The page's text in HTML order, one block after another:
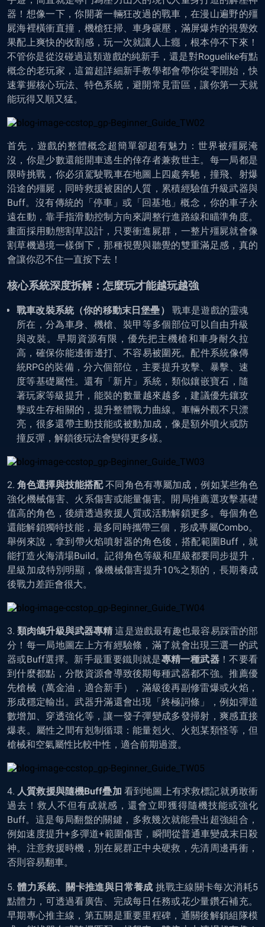
器！想像一下，你開著一輛狂改過的戰車，在漫山遍野的殭
屍海裡橫衝直撞，機槍狂掃、車身碾壓，滿屏爆炸的視覺效
果配上爽快的收割感，玩一次就讓人上癮，根本停不下來！
不管你是從沒碰過這類遊戲的純新手，還是對Roguelike有點
概念的老玩家，這篇超詳細新手教學都會帶你從零開始，快
速掌握核心玩法、特色系統，避開常見雷區，讓你第一天就
能玩得又順又猛。
首先，遊戲的整體概念超簡單卻超有魅力：世界被殭屍淹
沒，你是少數還能開車逃生的倖存者兼救世主。每一局都是
限時挑戰，你必須駕駛戰車在地圖上四處奔馳，撞飛、射爆
沿途的殭屍，同時救援被困的人質，累積經驗值升級武器與
Buff。沒有傳統的「停車」或「回基地」概念，你的車子永
遠在動，靠手指滑動控制方向來調整行進路線和瞄準角度。
畫面採用動態割草設計，只要衝進屍群，一整片殭屍就會像
割草機過境一樣倒下，那種視覺與聽覺的雙重滿足感，真的
會讓你忍不住一直按下去！
核心系統深度拆解：怎麼玩才能越玩越強
戰車改裝系統（你的移動末日堡壘）
戰車是遊戲的靈魂
所在，分為車身、機槍、裝甲等多個部位可以自由升級
與改裝。早期資源有限，優先把主機槍和車身耐久拉
高，確保你能邊衝邊打、不容易被圍死。配件系統像傳
統RPG的裝備，分六個部位，主要提升攻擊、暴擊、速
度等基礎屬性。還有「新片」系統，類似鑲嵌寶石，隨
著玩家等級提升，能裝的數量越來越多，建議優先鑲攻
擊或生存相關的，提升整體戰力曲線。車輛外觀不只漂
亮，很多還帶主動技能或被動加成，像是額外噴火或防
撞反彈，解鎖後玩法會變得更多樣。
2.角色選擇與技能搭配不同角色有專屬加成，例如某些角色
強化機械傷害、火系傷害或能量傷害。開局推薦選攻擊基礎
值高的角色，後續透過救援人質或活動解鎖更多。每個角色
還能解鎖獨特技能，最多同時攜帶三個，形成專屬Combo。
舉例來說，拿到帶火焰噴射器的角色後，搭配範圍Buff，就
能打造火海清場Build。記得角色等級和星級都要同步提升，
星級加成特別明顯，像機械傷害提升10%之類的，長期養成
後戰力差距會很大。
3.類肉鴿升級與武器專精這是遊戲最有趣也最容易踩雷的部
分！每一局地圖左上方有經驗條，滿了就會出現三選一的武
器或Buff選擇。新手最重要鐵則就是專精一種武器！不要看
到什麼都點，分散資源會導致後期每種武器都不強。推薦優
先槍械（萬金油，適合新手），滿級後再副修雷爆或火焰，
形成穩定輸出。武器升滿還會出現「終極詞條」，例如彈道
數增加、穿透強化等，讓一發子彈變成多發掃射，爽感直接
爆表。屬性之間有剋制循環：能量剋火、火剋某類怪等，但
槍械和空氣屬性比較中性，適合前期過渡。
4. 人質救援與隨機Buff疊加 看到地圖上有求救標記就勇敢衝
過去！救人不但有成就感，還會立即獲得隨機技能或強化
Buff。這是每局翻盤的關鍵，多救幾次就能疊出超強組合，
例如速度提升+多彈道+範圍傷害，瞬間從普通車變成末日殺
神。注意救援時機，別在屍群正中央硬救，先清周邊再衝，
否則容易翻車。
5.體力系統、關卡推進與日常養成 挑戰主線關卡每次消耗5
點體力，可透過看廣告、完成每日任務或花少量鑽石補充。
早期專心推主線，第五關是重要里程碑，通關後解鎖組隊模